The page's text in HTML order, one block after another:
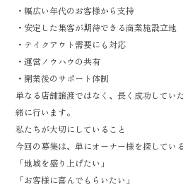
・幅広い年代のお客様から支持
・安定した集客が期待できる商業施設立地
・テイクアウト需要にも対応
・運営ノウハウの共有
・開業後のサポート体制
単なる店舗譲渡ではなく、長く成功してい
緒に行います。
私たちが大切にしていること
今回の募集は、単にオーナー様を探してい
「地域を盛り上げたい」
「お客様に喜んでもらいたい」